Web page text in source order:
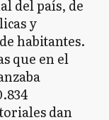
del país, de
y
habitantes.
que en el
dan